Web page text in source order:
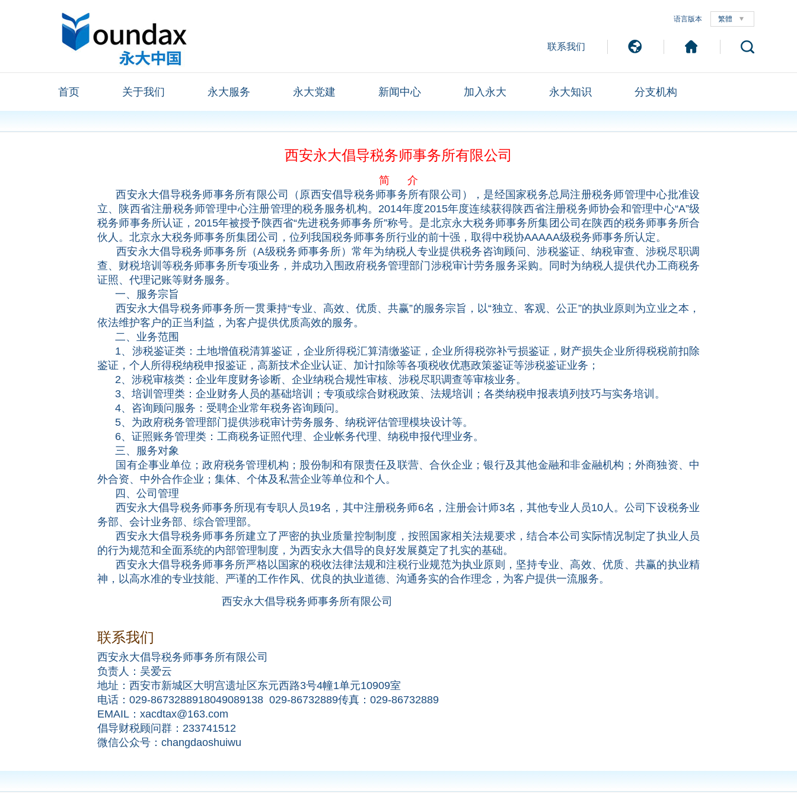
语言版本 繁體
联系我们
首页 关于我们 永大服务 永大党建 新闻中心 加入永大 永大知识 分支机构
西安永大倡导税务师事务所有限公司
简 介
西安永大倡导税务师事务所有限公司（原西安倡导税务师事务所有限公司），是经国家税务总局注册税务师管理中心批准设
立、陕西省注册税务师管理中心注册管理的税务服务机构。2014年度2015年度连续获得陕西省注册税务师协会和管理中心“A”级
税务师事务所认证，2015年被授予陕西省“先进税务师事务所”称号。是北京永大税务师事务所集团公司在陕西的税务师事务所合
伙人。北京永大税务师事务所集团公司，位列我国税务师事务所行业的前十强，取得中税协AAAAA级税务师事务所认定。
西安永大倡导税务师事务所（A级税务师事务所）常年为纳税人专业提供税务咨询顾问、涉税鉴证、纳税审查、涉税尽职调
查、财税培训等税务师事务所专项业务，并成功入围政府税务管理部门涉税审计劳务服务采购。同时为纳税人提供代办工商税务
证照、代理记账等财务服务。
一、服务宗旨
西安永大倡导税务师事务所一贯秉持“专业、高效、优质、共赢”的服务宗旨，以“独立、客观、公正”的执业原则为立业之本，
依法维护客户的正当利益，为客户提供优质高效的服务。
二、业务范围
1、涉税鉴证类：土地增值税清算鉴证，企业所得税汇算清缴鉴证，企业所得税弥补亏损鉴证，财产损失企业所得税税前扣除
鉴证，个人所得税纳税申报鉴证，高新技术企业认证、加计扣除等各项税收优惠政策鉴证等涉税鉴证业务；
2、涉税审核类：企业年度财务诊断、企业纳税合规性审核、涉税尽职调查等审核业务。
3、培训管理类：企业财务人员的基础培训；专项或综合财税政策、法规培训；各类纳税申报表填列技巧与实务培训。
4、咨询顾问服务：受聘企业常年税务咨询顾问。
5、为政府税务管理部门提供涉税审计劳务服务、纳税评估管理模块设计等。
6、证照账务管理类：工商税务证照代理、企业帐务代理、纳税申报代理业务。
三、服务对象
国有企事业单位；政府税务管理机构；股份制和有限责任及联营、合伙企业；银行及其他金融和非金融机构；外商独资、中
外合资、中外合作企业；集体、个体及私营企业等单位和个人。
四、公司管理
西安永大倡导税务师事务所现有专职人员19名，其中注册税务师6名，注册会计师3名，其他专业人员10人。公司下设税务业
务部、会计业务部、综合管理部。
西安永大倡导税务师事务所建立了严密的执业质量控制制度，按照国家相关法规要求，结合本公司实际情况制定了执业人员
的行为规范和全面系统的内部管理制度，为西安永大倡导的良好发展奠定了扎实的基础。
西安永大倡导税务师事务所严格以国家的税收法律法规和注税行业规范为执业原则，坚持专业、高效、优质、共赢的执业精
神，以高水准的专业技能、严谨的工作作风、优良的执业道德、沟通务实的合作理念，为客户提供一流服务。
西安永大倡导税务师事务所有限公司
联系我们
西安永大倡导税务师事务所有限公司
负责人：吴爱云
地址：西安市新城区大明宫遗址区东元西路3号4幢1单元10909室
电话：029-8673288918049089138 029-86732889传真：029-86732889
EMAIL：xacdtax@163.com
倡导财税顾问群：233741512
微信公众号：changdaoshuiwu